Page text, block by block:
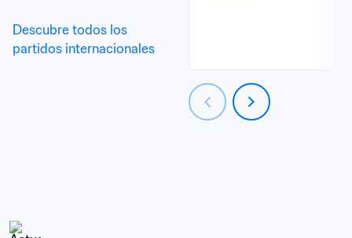
Descubre todos los
partidos internacionales